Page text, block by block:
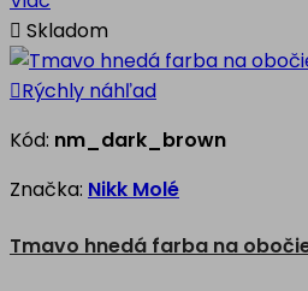
 Skladom
Rýchly náhľad
Kód: nm_dark_brown
Značka: Nikk Molé
Tmavo hnedá farba na